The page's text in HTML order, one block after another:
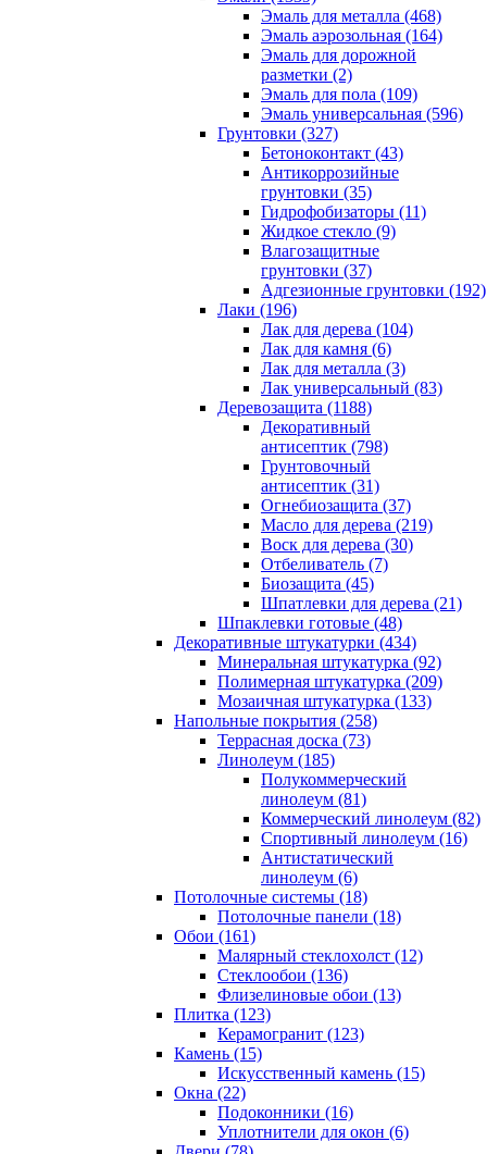
Эмаль для металла (468)
Эмаль аэрозольная (164)
Эмаль для дорожной
разметки (2)
Эмаль для пола (109)
Эмаль универсальная (596)
Грунтовки (327)
Бетоноконтакт (43)
Антикоррозийные
грунтовки (35)
Гидрофобизаторы (11)
Жидкое стекло (9)
Влагозащитные
грунтовки (37)
Адгезионные грунтовки (192)
Лаки (196)
Лак для дерева (104)
Лак для камня (6)
Лак для металла (3)
Лак универсальный (83)
Деревозащита (1188)
Декоративный
антисептик (798)
Грунтовочный
антисептик (31)
Огнебиозащита (37)
Масло для дерева (219)
Воск для дерева (30)
Отбеливатель (7)
Биозащита (45)
Шпатлевки для дерева (21)
Шпаклевки готовые (48)
Декоративные штукатурки (434)
Минеральная штукатурка (92)
Полимерная штукатурка (209)
Мозаичная штукатурка (133)
Напольные покрытия (258)
Террасная доска (73)
Линолеум (185)
Полукоммерческий
линолеум (81)
Коммерческий линолеум (82)
Спортивный линолеум (16)
Антистатический
линолеум (6)
Потолочные системы (18)
Потолочные панели (18)
Обои (161)
Малярный стеклохолст (12)
Стеклообои (136)
Флизелиновые обои (13)
Плитка (123)
Керамогранит (123)
Камень (15)
Искусственный камень (15)
Окна (22)
Подоконники (16)
Уплотнители для окон (6)